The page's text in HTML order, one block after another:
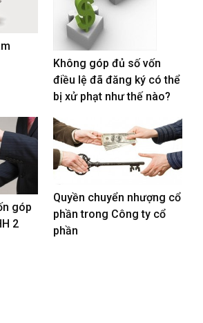
Không góp đủ số vốn
điều lệ đã đăng ký có thể
bị xử phạt như thế nào?
góp
2
Quyền chuyển nhượng cổ
phần trong Công ty cổ
phần